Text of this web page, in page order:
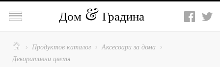
 Дом Градина
  Продуктов каталог  Аксесоари за дома 
Декоративни цветя